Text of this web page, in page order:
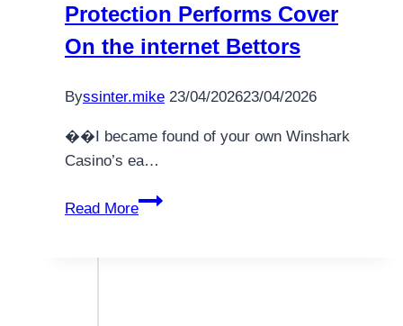
optimales
Protection Performs Cover
On the internet Bettors
Byssinter.mike 23/04/202623/04/2026
��I became found of your own Winshark
Casino’s ea…
Read More
How